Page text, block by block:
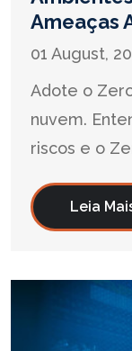
Ameaças
01 August,
Adote o
nuvem.
riscos e o
Leia